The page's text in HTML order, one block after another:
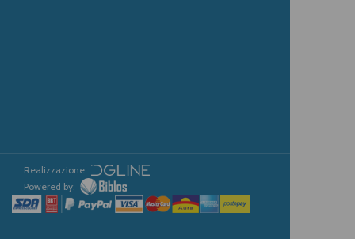
Realizzazione:
Powered by: